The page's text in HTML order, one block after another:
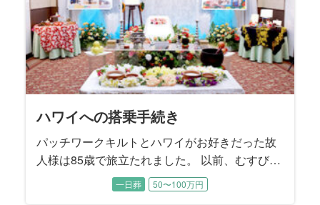
ハワイへの搭乗手続き
パッチワークキルトとハワイがお好きだった故
人様は85歳で旅立たれました。 以前、むすびす
で施主様のお母様のご葬儀をお手伝いさせてい
ただいたご縁でご依頼を承りました。 ご主人様
一日葬 50〜100万円